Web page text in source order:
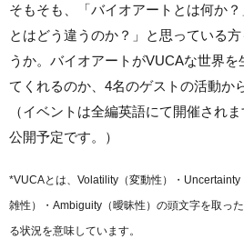
そもそも、「バイオアートとは何か
とはどう違うのか？」と思っている
うか。バイオアートがVUCAな世界を
てくれるのか、4名のゲストの活動か
（イベントは全編英語にて開催され
公開予定です。）
*VUCAとは、Volatility（変動性）・
雑性）・Ambiguity（曖昧性）の頭文字を取っ
る状況を意味しています。